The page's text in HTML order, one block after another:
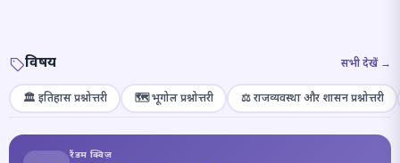
विषय सभी देखें →
🏛️ इतिहास प्रश्नोत्तरी 🗺️ भूगोल प्रश्नोत्तरी ⚖️ राजव्यवस्था और शासन प्रश्नोत्तरी
रैंडम क्विज़